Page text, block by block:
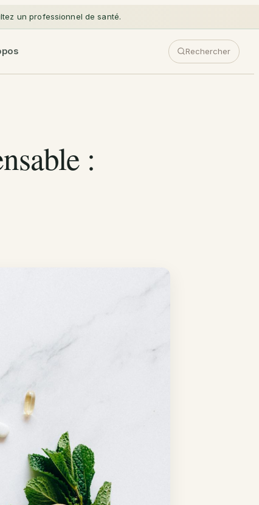
un professionnel de santé.
Rechercher
: